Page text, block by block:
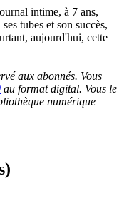
intime, à 7 ans,
tubes et son succès,
aujourd'hui, cette
aux abonnés. Vous
au format digital. Vous le
numérique